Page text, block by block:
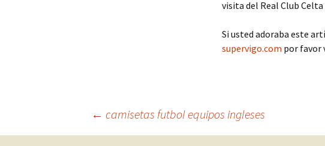
visita del Real Club Celta
Si usted adoraba este
supervigo.com por favor
Navegación
← camisetas futbol equipos ingleses